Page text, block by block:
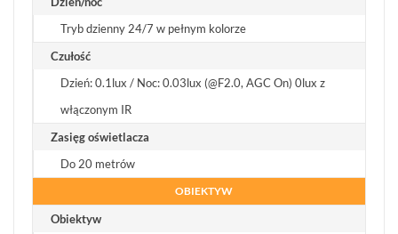
Tryb dzienny 24/7 w pełnym kolorze
Czułość
Dzień: 0.1lux / Noc: 0.03lux (@F2.0, AGC On) 0lux z
włączonym IR
Zasięg oświetlacza
Do 20 metrów
OBIEKTYW
Obiektyw